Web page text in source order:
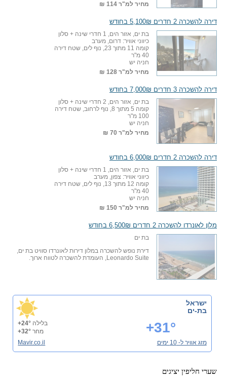
מחיר למ"ר 114 ₪
דירה להשכרה 2 חדרים 5,100₪ בחודש
בת ים, אזור הים, 1 חדרי שינה + סלון
כיווני אוויר: דרום, מערב
קומה 11 מתוך 23, נוף לים, שטח דירה
40 מ"ר
חניה יש
מחיר למ"ר 128 ₪
דירה להשכרה 3 חדרים 7,000₪ בחודש
בת ים, אזור הים, 2 חדרי שינה + סלון
קומה 5 מתוך 8, נוף לרחוב, שטח דירה
100 מ"ר
חניה יש
מחיר למ"ר 70 ₪
דירה להשכרה 2 חדרים 6,000₪ בחודש
בת ים, אזור הים, 1 חדרי שינה + סלון
כיווני אוויר: צפון, מערב
קומה 12 מתוך 13, נוף לים, שטח דירה
40 מ"ר
חניה יש
מחיר למ"ר 150 ₪
מלון לאונרדו להשכרה 2 חדרים 6,500₪ בחודש
בת ים
דירת נופש להשכרה במלון דירות לאונרדו סוויט בת ים,
Leonardo Suite, העומדת להשכרה לטווח ארוך.
ישראל
בת-ים
+31° בלילה +24°
מחר +32°
מזג אוויר ל- 10 ימים
Mavir.co.il
שערי חליפין יציגים